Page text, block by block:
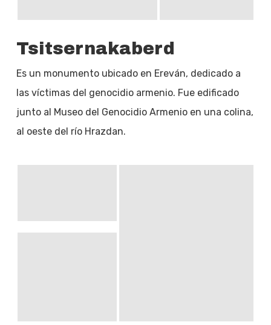
Tsitsernakaberd
Es un monumento ubicado en Ereván, dedicado a
las víctimas del genocidio armenio. Fue edificado
junto al Museo del Genocidio Armenio en una colina,
al oeste del río Hrazdan.